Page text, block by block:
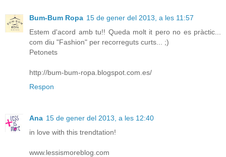
Bum-Bum Ropa 15 de gener del 2013, a les 11:57
Estem d'acord amb tu!! Queda molt it pero no es pràctic...
com diu "Fashion" per recorreguts curts... ;)
Petonets
http://bum-bum-ropa.blogspot.com.es/
Respon
Ana 15 de gener del 2013, a les 12:40
in love with this trendtation!
www.lessismoreblog.com